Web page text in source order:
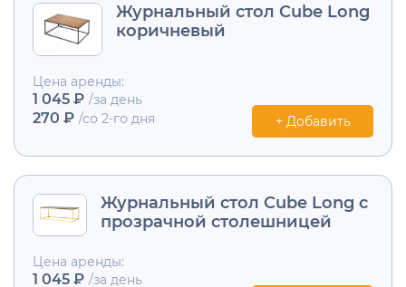
Журнальный стол Cube Long
коричневый
Цена аренды:
1 045 ₽ /за день
270 ₽ /со 2-го дня + Добавить
Журнальный стол Cube Long с
прозрачной столешницей
Цена аренды:
1 045 ₽ /за день